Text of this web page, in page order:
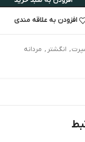
افزودن به علاقه مندی
, انگشتر , مردانه